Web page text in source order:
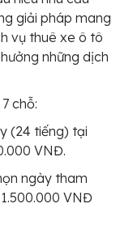
giải pháp mang
vụ thuê xe ô tô
những dịch
chỗ:
(24 tiếng) tại
VNĐ.
ngày tham
VNĐ